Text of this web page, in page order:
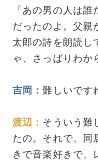
「あの男の人は
だったのよ。父親
太郎の詩を朗読し
ゃ、さっぱりわか
吉岡：難しいです
渡辺： そういう難
たの。それで、同
きで音楽好きで、